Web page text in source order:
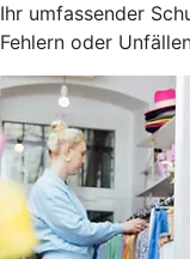
Ihr umfassender
Fehlern oder